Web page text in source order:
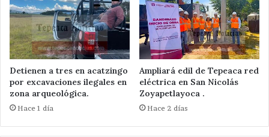
Detienen a tres en acatzingo
por excavaciones ilegales en
zona arqueológica.
Hace 1 día
Ampliará edil de Tepeaca red
eléctrica en San Nicolás
Zoyapetlayoca .
Hace 2 días